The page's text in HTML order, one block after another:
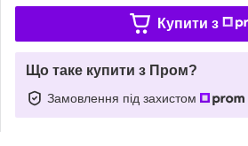
Купити з
Що таке купити з Пром?
Замовлення під захистом